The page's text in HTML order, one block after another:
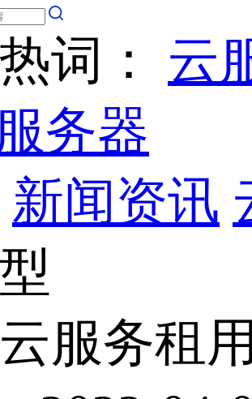
词： 云
务器
新闻资讯
服务租